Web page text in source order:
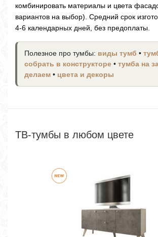
комбинировать материалы и цвета
вариантов на выбор). Средний срок
4-6 календарных дней, без предоплаты.
Полезное про тумбы: виды тумб •
собрать в конструкторе • тумба на
делаем • цвета и декоры
ТВ-тумбы в любом цвете